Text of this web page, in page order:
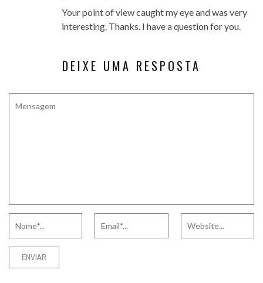
Your point of view caught my eye and was very
interesting. Thanks. I have a question for you.
DEIXE UMA RESPOSTA